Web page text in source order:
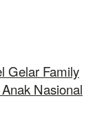
Gelar Family
Nasional